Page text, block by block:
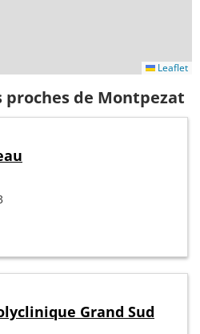
Leaflet
de Montpezat
Grand Sud